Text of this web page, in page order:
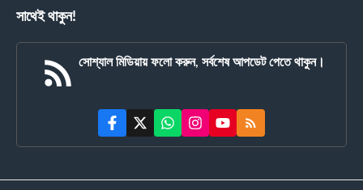
সাথেই থাকুন!
সোশ্যাল মিডিয়ায় ফলো করুন, সর্বশেষ আপডেট পেতে থাকুন।